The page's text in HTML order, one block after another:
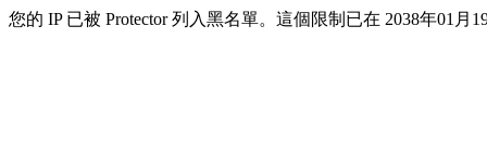
您的 IP 已被 Protector 列入黑名單。這個限制已在 2038年01月